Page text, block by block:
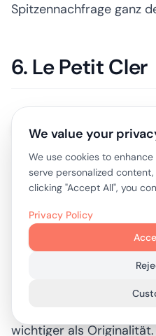
Spitzennachfrage ganz
6. Le Petit Cler
Le Petit Clergelingt, weil
französische Gerichte.
traditioneller Bistro-
sowohl für Einheimische
leicht zu entschlüsseln
frequentierten Straßen
wichtiger als Originalität.
We value your
We use cookies to
serve personalized
clicking "Accept All", you
Privacy Policy